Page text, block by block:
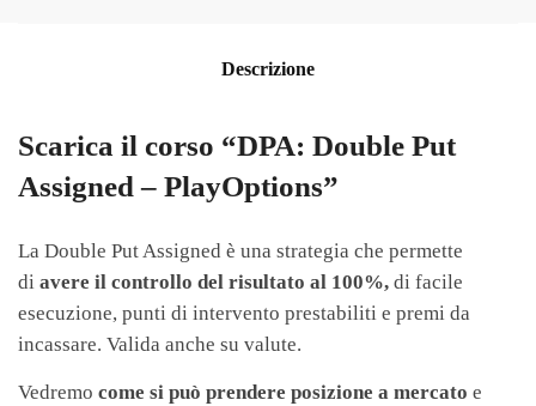
Descrizione
Scarica il corso “DPA: Double Put
Assigned – PlayOptions”
La Double Put Assigned è una strategia che permette
di avere il controllo del risultato al 100%, di facile
esecuzione, punti di intervento prestabiliti e premi da
incassare. Valida anche su valute.
Vedremo come si può prendere posizione a mercato e